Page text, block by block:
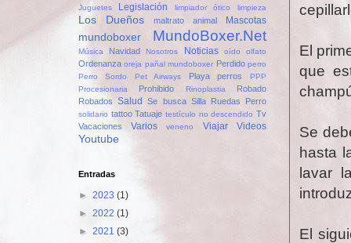
El
que
Se
hasta
lavar
El
Juguetes
Legislación limpiador ótico limpieza
Los Dueños maltrato animal Mascotas
mundoboxer MundoBoxer.Net
Música Navidad Nosotros Noticias oído olfato
Ordenanza oreja pañal mundoboxer Perdido perro
Perro Sordo
Pet Airways Playa perros
PPP
Procesionaria
Prohibido Rinoplastia
Robado
Robados Salud Se busca Silla Ruedas Perro
solidario tattoo Tatuaje testículo no descendido Tv
Vacaciones
Varios veneno Viajar Videos
Youtube
Entradas
► 2023 (1)
► 2022 (1)
► 2021 (3)